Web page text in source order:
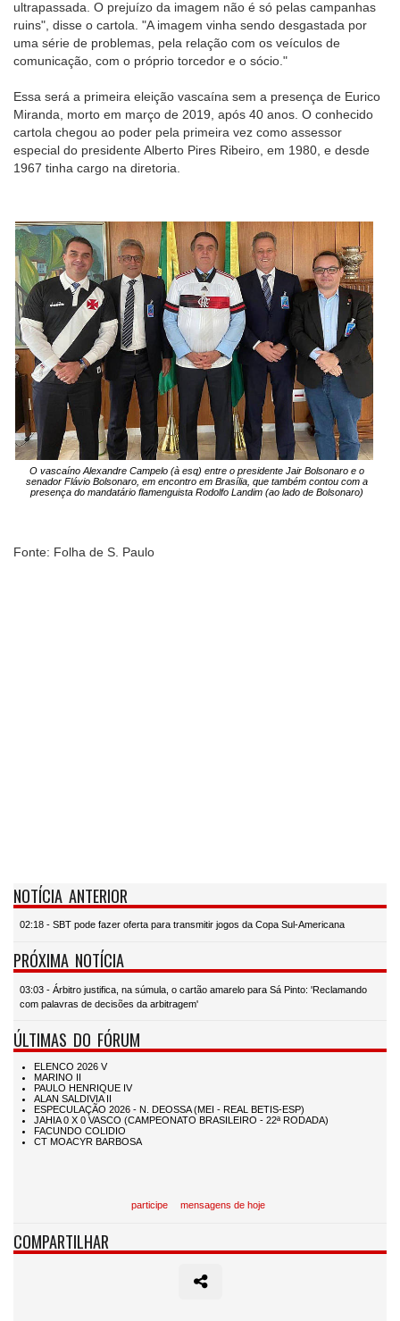
ultrapassada. O prejuízo da imagem não é só pelas campanhas
ruins", disse o cartola. "A imagem vinha sendo desgastada por
uma série de problemas, pela relação com os veículos de
comunicação, com o próprio torcedor e o sócio."
Essa será a primeira eleição vascaína sem a presença de Eurico
Miranda, morto em março de 2019, após 40 anos. O conhecido
cartola chegou ao poder pela primeira vez como assessor
especial do presidente Alberto Pires Ribeiro, em 1980, e desde
1967 tinha cargo na diretoria.
O vascaíno Alexandre Campelo (à esq) entre o presidente Jair Bolsonaro e o
senador Flávio Bolsonaro, em encontro em Brasília, que também contou com a
presença do mandatário flamenguista Rodolfo Landim (ao lado de Bolsonaro)
Fonte: Folha de S. Paulo
NOTÍCIA ANTERIOR
02:18 - SBT pode fazer oferta para transmitir jogos da Copa Sul-Americana
PRÓXIMA NOTÍCIA
03:03 - Árbitro justifica, na súmula, o cartão amarelo para Sá Pinto: 'Reclamando
com palavras de decisões da arbitragem'
ÚLTIMAS DO FÓRUM
participe mensagens de hoje
COMPARTILHAR